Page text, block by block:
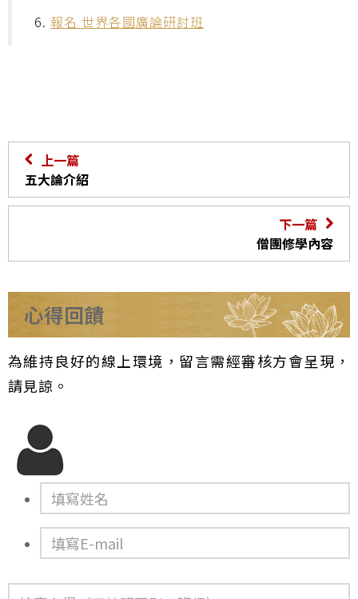
6. 報名 世界各國廣論研討班
上一篇
五大論介紹
下一篇
僧團修學內容
心得回饋
為維持良好的線上環境，留言需經審核方會呈現，
請見諒。